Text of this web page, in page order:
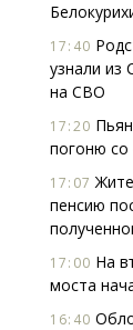
17:40
узнали из
на СВО
17:20
погоню со
17:07
пенсию
17:00 На
моста
16:40